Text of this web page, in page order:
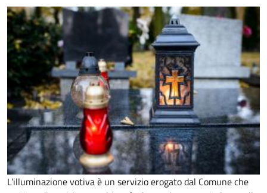
L’illuminazione votiva è un servizio erogato dal Comune che